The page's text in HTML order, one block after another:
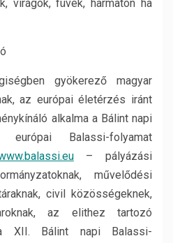
virágok, füvek, harmaton ha
gyökerező magyar
az európai életérzés iránt
alkalma a Bálint napi
európai Balassi-folyamat
– pályázási
művelődési
civil közösségeknek,
az elithez tartozó
a XII. Bálint napi Balassi-